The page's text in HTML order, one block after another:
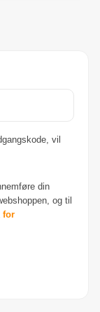
vil
din
og til
for